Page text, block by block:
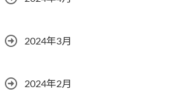
2024年3月
2024年2月